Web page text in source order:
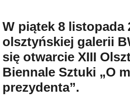
W piątek 8 listopada
olsztyńskiej galerii
się otwarcie XIII
Biennale Sztuki „O
prezydenta”.